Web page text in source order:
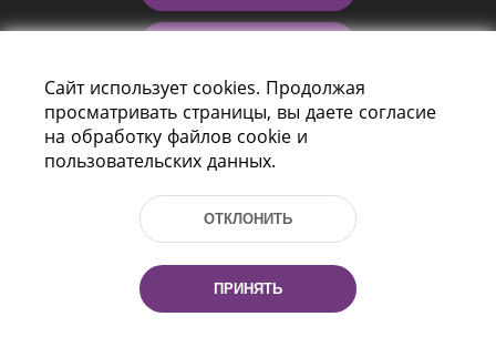
г. Минск, Республика Беларусь, 220114
Тел.: (+375 17) 368 37 37, Факс: (+375 17)
Сайт использует cookies. Продолжая
просматривать страницы, вы даете согласие
на обработку файлов cookie и
пользовательских данных.
ОТКЛОНИТЬ
ПРИНЯТЬ